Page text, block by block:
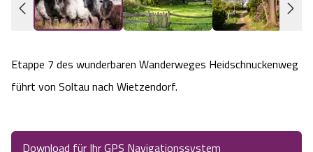
Heideschleifen
Was zeichnet die Heideschleifen aus?
Etappe 7 des wunderbaren Wanderweges Heidschnuckenweg
führt von Soltau nach Wietzendorf.
Download für Ihr GPS Navigationssystem